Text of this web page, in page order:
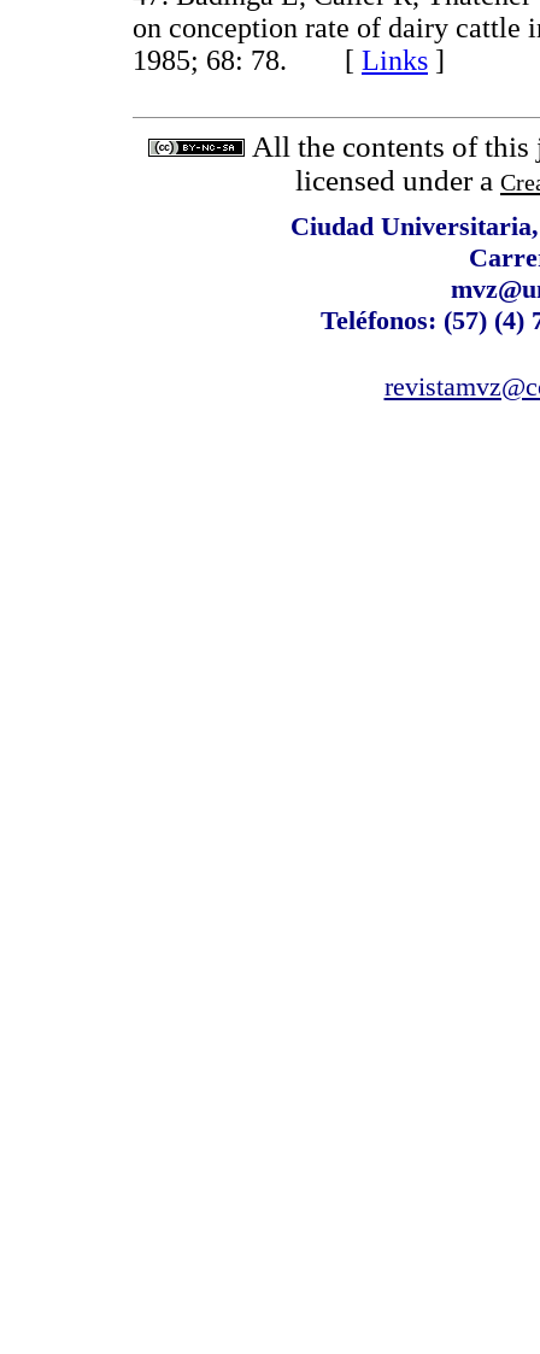
on conception rate of dairy cattle
1985; 68: 78. [ Links ]
All the contents of this
licensed under a
Ciudad
Teléfonos: (57) (4)